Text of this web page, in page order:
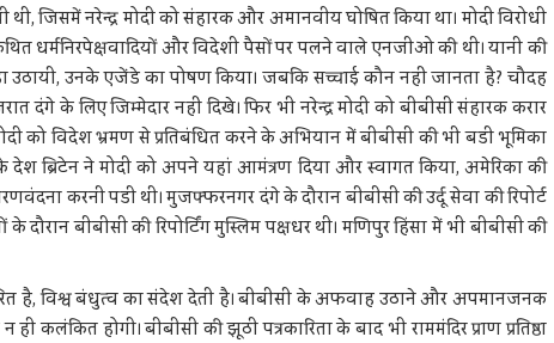
जिसमें नरेन्द्र मोदी को संहारक और अमानवीय घोषित किया था। मोदी विरोधी
धर्मनिरपेक्षवादियों और विदेशी पैसों पर पलने वाले एनजीओ की थी। यानी की
उठायी, उनके एजेंडे का पोषण किया। जबकि सच्चाई कौन नहीं जानता है? चौदह
दंगे के लिए जिम्मेदार नहीं दिखे। फिर भी नरेन्द्र मोदी को बीबीसी संहारक करार
को विदेश भ्रमण से प्रतिबंधित करने के अभियान में बीबीसी की भी बडी भूमिका
देश ब्रिटेन ने मोदी को अपने यहां आमंत्रण दिया और स्वागत किया, अमेरिका की
करनी पडी थी। मुजफ्फरनगर दंगे के दौरान बीबीसी की उर्दू सेवा की रिपोर्ट
दौरान बीबीसी की रिपोर्टिंग मुस्लिम पक्षधर थी। मणिपुर हिंसा में भी बीबीसी की
है, विश्व बंधुत्व का संदेश देती है। बीबीसी के अफवाह उठाने और अपमानजनक
कलंकित होगी। बीबीसी की झूठी पत्रकारिता के बाद भी राममंदिर प्राण प्रतिष्ठा